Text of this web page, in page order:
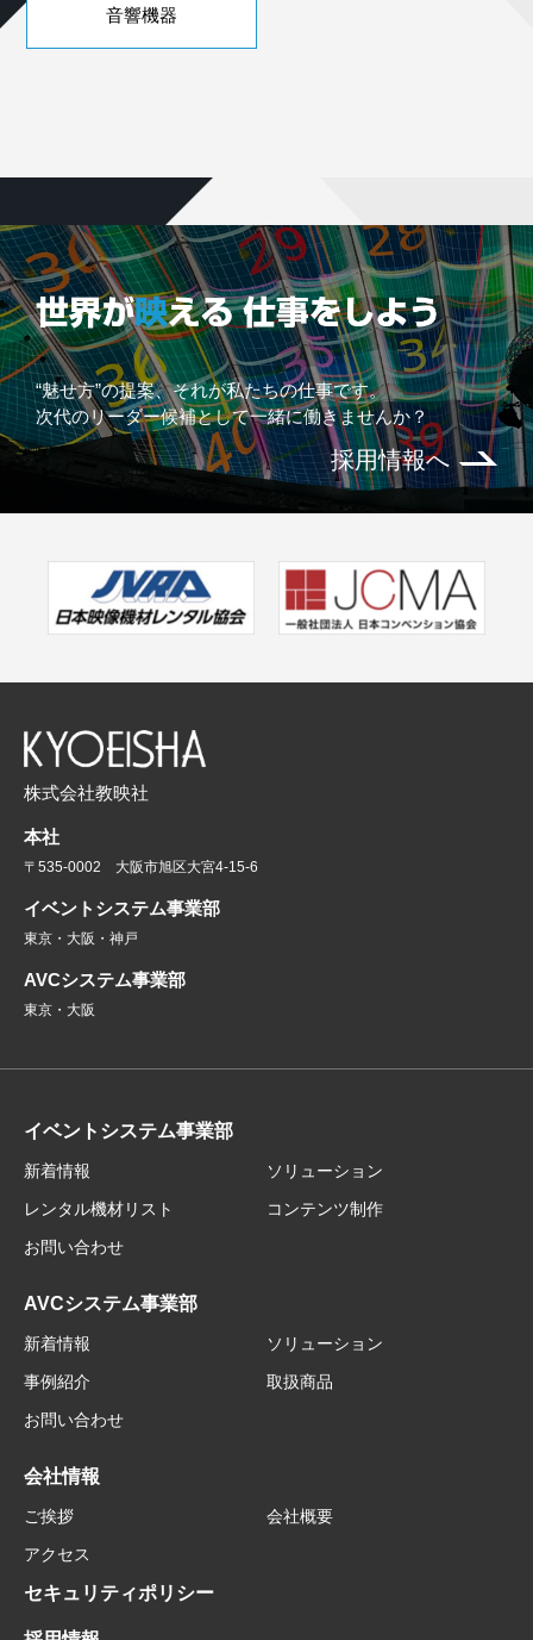
音響機器
“魅せ方”の提案、それが私たちの仕事です。
次代のリーダー候補として一緒に働きませんか？
採用情報へ
株式会社教映社
本社
〒535-0002 大阪市旭区大宮4-15-6
イベントシステム事業部
東京・大阪・神戸
AVCシステム事業部
東京・大阪
イベントシステム事業部
新着情報
ソリューション
レンタル機材リスト
コンテンツ制作
お問い合わせ
AVCシステム事業部
新着情報
ソリューション
事例紹介
取扱商品
お問い合わせ
会社情報
ご挨拶
会社概要
アクセス
セキュリティポリシー